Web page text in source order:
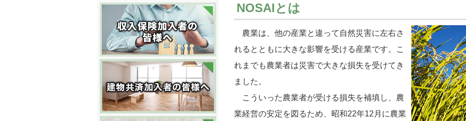
NOSAIとは
農業は、他の産業と違って自然災害に左右さ
れるとともに大きな影響を受ける産業です。こ
れまでも農業者は災害で大きな損失を受けてき
ました。
こういった農業者が受ける損失を補填し、農
業経営の安定を図るため、昭和22年12月に農業